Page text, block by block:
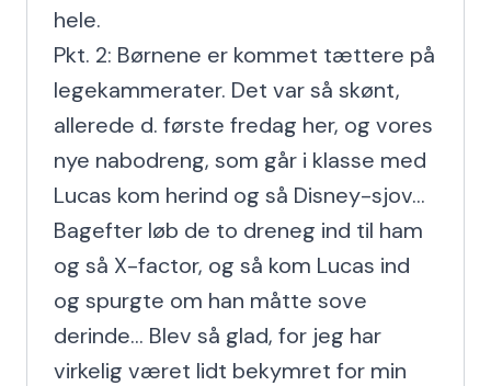
hele.
Pkt. 2: Børnene er kommet tættere på
legekammerater. Det var så skønt,
allerede d. første fredag her, og vores
nye nabodreng, som går i klasse med
Lucas kom herind og så Disney-sjov...
Bagefter løb de to dreneg ind til ham
og så X-factor, og så kom Lucas ind
og spurgte om han måtte sove
derinde... Blev så glad, for jeg har
virkelig været lidt bekymret for min